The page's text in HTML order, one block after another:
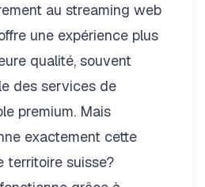
au streaming web
une expérience plus
qualité, souvent
des services de
premium. Mais
exactement cette
territoire suisse?